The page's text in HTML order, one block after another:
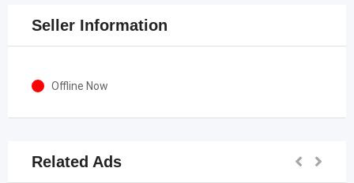
Seller Information
Offline Now
Related Ads